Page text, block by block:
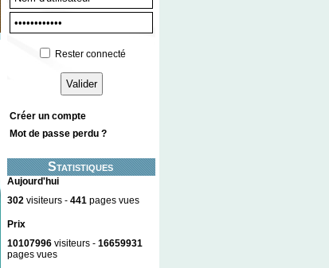
Rester connecté
Créer un compte
Mot de passe perdu ?
Statistiques
Aujourd'hui
302 visiteurs - 441 pages vues
Prix
10107996 visiteurs - 16659931
pages vues